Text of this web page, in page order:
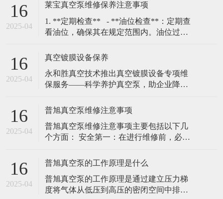
16
2025-04
莱宝真空泵维修保养注意事项
​1. **定期检查** - **油位检查**：定期查
看油位，确保其在规定范围内。油位过低
- **油质检查**：定期检查油的颜色和清洁
### 2. **更换真空泵油**
16
2025-04
真空镀膜设备保养
​永和胜真空技术推出真空镀膜设备专项维
保服务——科学养护真空泵，助企业降本
空镀膜技术在高精密制造、光学镀膜、耐
磨涂层等领域的广泛应用，设备核心部件
真空泵的稳定运行成为企业关注的重点。
永和胜真空技术有限责任公司凭借20年行
16
2025-04
普旭真空泵维修注意事项
普旭真空泵维修注意事项‌主要包括以下几
个方面： ‌安全第一‌：在进行维修前，必须
压力已经降至安全范围。在维修过程中，
穿戴好防护用具，避免发生意外伤害。 ‌细
节至上‌：在维修过程中，需要仔细观察每
一个部件的工作情况，查找问题的根源。
16
2025-04
普旭真空泵的工作原理是什么
普旭真空泵的工作原理是通过建立压力梯
度将气体从低压到高压的密闭空间中排